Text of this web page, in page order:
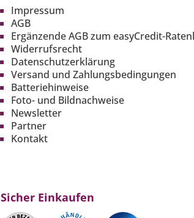
Impressum
AGB
Ergänzende AGB zum easyCredit-
Widerrufsrecht
Datenschutzerklärung
Versand und Zahlungsbedingungen
Batteriehinweise
Foto- und Bildnachweise
Newsletter
Partner
Kontakt
Sicher Einkaufen